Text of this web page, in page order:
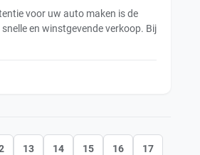
voor uw auto maken is de
en winstgevende verkoop. Bij
13 14 15 16 17